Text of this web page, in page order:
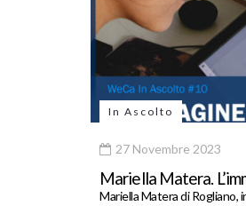
In Ascolto
27 Novembre 2023
Mariella Matera.
Mariella Matera di Rogliano,